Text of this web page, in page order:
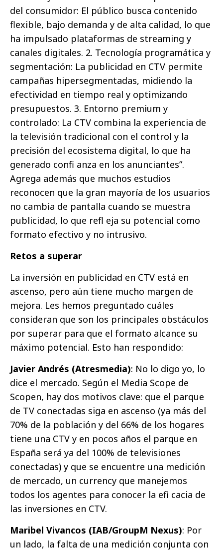
del consumidor: El público busca contenido
flexible, bajo demanda y de alta calidad, lo que
ha impulsado plataformas de streaming y
canales digitales. 2. Tecnología programática y
segmentación: La publicidad en CTV permite
campañas hipersegmentadas, midiendo la
efectividad en tiempo real y optimizando
presupuestos. 3. Entorno premium y
controlado: La CTV combina la experiencia de
la televisión tradicional con el control y la
precisión del ecosistema digital, lo que ha
generado confi anza en los anunciantes”.
Agrega además que muchos estudios
reconocen que la gran mayoría de los usuarios
no cambia de pantalla cuando se muestra
publicidad, lo que refl eja su potencial como
formato efectivo y no intrusivo.
Retos a superar
La inversión en publicidad en CTV está en
ascenso, pero aún tiene mucho margen de
mejora. Les hemos preguntado cuáles
consideran que son los principales obstáculos
por superar para que el formato alcance su
máximo potencial. Esto han respondido:
Javier Andrés (Atresmedia): No lo digo yo, lo
dice el mercado. Según el Media Scope de
Scopen, hay dos motivos clave: que el parque
de TV conectadas siga en ascenso (ya más del
70% de la población y del 66% de los hogares
tiene una CTV y en pocos años el parque en
España será ya del 100% de televisiones
conectadas) y que se encuentre una medición
de mercado, un currency que manejemos
todos los agentes para conocer la efi cacia de
las inversiones en CTV.
Maribel Vivancos (IAB/GroupM Nexus): Por
un lado, la falta de una medición conjunta con